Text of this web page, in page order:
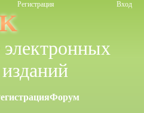
Регистрация Вход
электронных
Форум